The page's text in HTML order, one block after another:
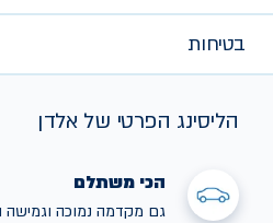
בטיחות
הליסינג הפרטי של אלדן
הכי משתלם
גם מקדמה נמוכה וגמישה